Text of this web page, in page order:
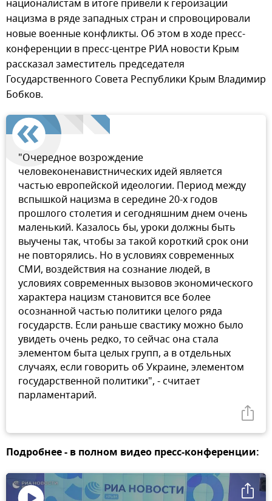
националистам в итоге привели к героизации
нацизма в ряде западных стран и спровоцировали
новые военные конфликты. Об этом в ходе пресс-
конференции в пресс-центре РИА новости Крым
рассказал заместитель председателя
Государственного Совета Республики Крым Владимир
Бобков.
"Очередное возрождение
человеконенавистнических идей является
частью европейской идеологии. Период между
вспышкой нацизма в середине 20-х годов
прошлого столетия и сегодняшним днем очень
маленький. Казалось бы, уроки должны быть
выучены так, чтобы за такой короткий срок они
не повторялись. Но в условиях современных
СМИ, воздействия на сознание людей, в
условиях современных вызовов экономического
характера нацизм становится все более
осознанной частью политики целого ряда
государств. Если раньше свастику можно было
увидеть очень редко, то сейчас она стала
элементом быта целых групп, а в отдельных
случаях, если говорить об Украине, элементом
государственной политики", - считает
парламентарий.
Подробнее - в полном видео пресс-конференции: